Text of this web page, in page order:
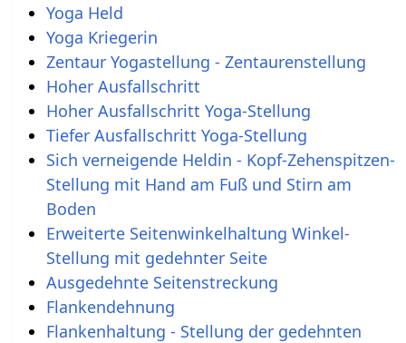
Yoga Held
Yoga Kriegerin
Zentaur Yogastellung - Zentaurenstellung
Hoher Ausfallschritt
Hoher Ausfallschritt Yoga-Stellung
Tiefer Ausfallschritt Yoga-Stellung
Sich verneigende Heldin - Kopf-Zehenspitzen-
Stellung mit Hand am Fuß und Stirn am
Boden
Erweiterte Seitenwinkelhaltung Winkel-
Stellung mit gedehnter Seite
Ausgedehnte Seitenstreckung
Flankendehnung
Flankenhaltung - Stellung der gedehnten